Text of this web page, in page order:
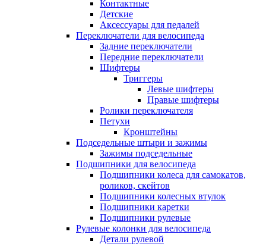
Контактные
Детские
Аксессуары для педалей
Переключатели для велосипеда
Задние переключатели
Передние переключатели
Шифтеры
Триггеры
Левые шифтеры
Правые шифтеры
Ролики переключателя
Петухи
Кронштейны
Подседельные штыри и зажимы
Зажимы подседельные
Подшипники для велосипеда
Подшипники колеса для самокатов,
роликов, скейтов
Подшипники колесных втулок
Подшипники каретки
Подшипники рулевые
Рулевые колонки для велосипеда
Детали рулевой